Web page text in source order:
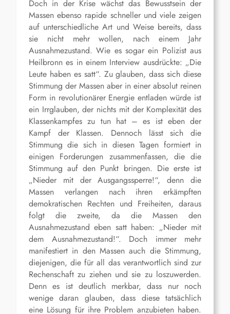
Doch in der Krise wächst das Bewusstsein der
Massen ebenso rapide schneller und viele zeigen
auf unterschiedliche Art und Weise bereits, dass
sie nicht mehr wollen, nach einem Jahr
Ausnahmezustand. Wie es sogar ein Polizist aus
Heilbronn es in einem Interview ausdrückte: „Die
Leute haben es satt“. Zu glauben, dass sich diese
Stimmung der Massen aber in einer absolut reinen
Form in revolutionärer Energie entladen würde ist
ein Irrglauben, der nichts mit der Komplexität des
Klassenkampfes zu tun hat – es ist eben der
Kampf der Klassen. Dennoch lässt sich die
Stimmung die sich in diesen Tagen formiert in
einigen Forderungen zusammenfassen, die die
Stimmung auf den Punkt bringen. Die erste ist
„Nieder mit der Ausgangssperre!“, denn die
Massen verlangen nach ihren erkämpften
demokratischen Rechten und Freiheiten, daraus
folgt die zweite, da die Massen den
Ausnahmezustand eben satt haben: „Nieder mit
dem Ausnahmezustand!“. Doch immer mehr
manifestiert in den Massen auch die Stimmung,
diejenigen, die für all das verantwortlich sind zur
Rechenschaft zu ziehen und sie zu loszuwerden.
Denn es ist deutlich merkbar, dass nur noch
wenige daran glauben, dass diese tatsächlich
eine Lösung für ihre Problem anzubieten haben.